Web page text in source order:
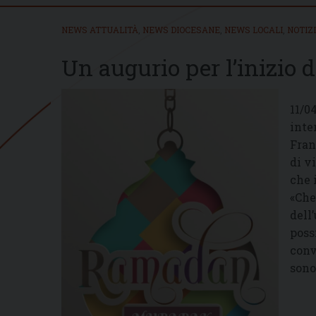
NEWS ATTUALITÀ NEWS DIOCESANE NEWS LOCALI
Un augurio per l’inizio
11/
di
che